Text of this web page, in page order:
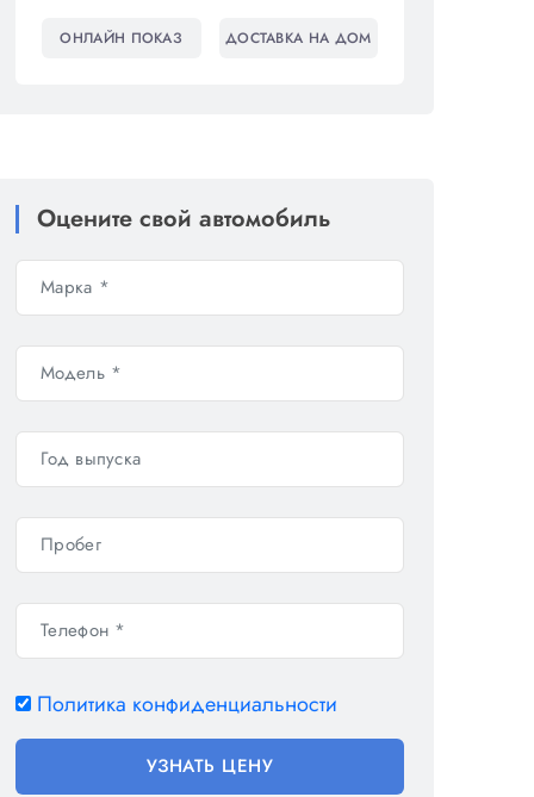
ОНЛАЙН ПОКАЗ ДОСТАВКА НА ДОМ
Оцените свой автомобиль
Политика конфиденциальности
УЗНАТЬ ЦЕНУ